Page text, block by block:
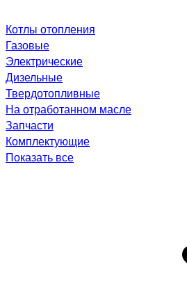
Котлы отопления
Газовые
Электрические
Дизельные
Твердотопливные
На отработанном масле
Запчасти
Комплектующие
Показать все